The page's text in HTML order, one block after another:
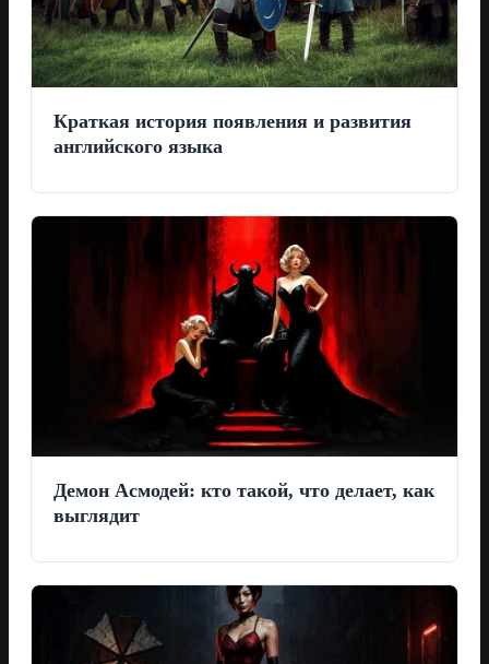
Краткая история появления и развития
английского языка
Демон Асмодей: кто такой, что делает, как
выглядит